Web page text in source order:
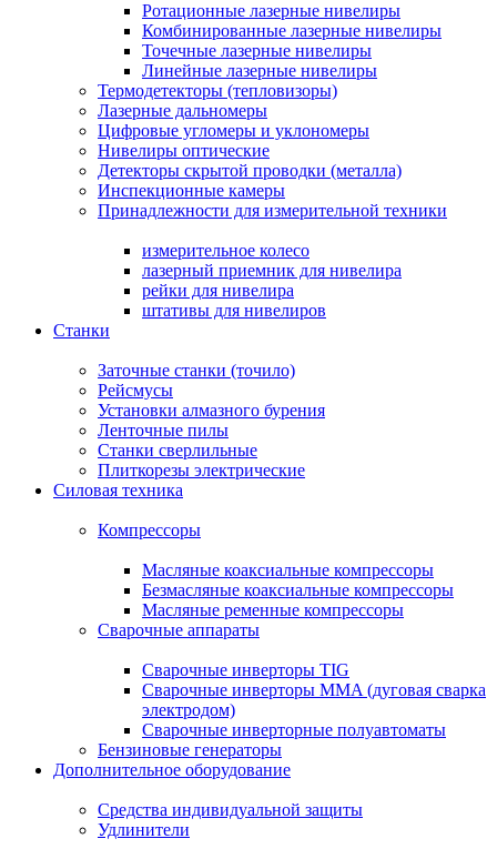
Ротационные лазерные нивелиры
Комбинированные лазерные нивелиры
Точечные лазерные нивелиры
Линейные лазерные нивелиры
Термодетекторы (тепловизоры)
Лазерные дальномеры
Цифровые угломеры и уклономеры
Нивелиры оптические
Детекторы скрытой проводки (металла)
Инспекционные камеры
Принадлежности для измерительной техники
измерительное колесо
лазерный приемник для нивелира
рейки для нивелира
штативы для нивелиров
Станки
Заточные станки (точило)
Рейсмусы
Установки алмазного бурения
Ленточные пилы
Станки сверлильные
Плиткорезы электрические
Силовая техника
Компрессоры
Масляные коаксиальные компрессоры
Безмасляные коаксиальные компрессоры
Масляные ременные компрессоры
Сварочные аппараты
Сварочные инверторы TIG
Сварочные инверторы MMA (дуговая сварка
электродом)
Сварочные инверторные полуавтоматы
Бензиновые генераторы
Дополнительное оборудование
Средства индивидуальной защиты
Удлинители